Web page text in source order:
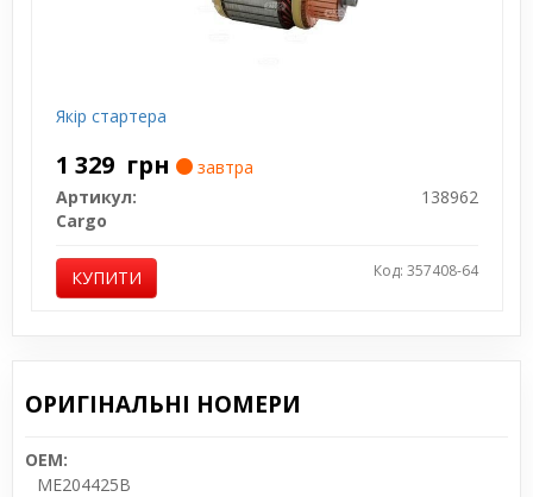
Якір стартера
1 329 грн
завтра
Артикул:
138962
Cargo
КУПИТИ Код: 357408-64
ОРИГІНАЛЬНІ НОМЕРИ
OEM:
ME204425B